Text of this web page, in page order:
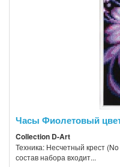
Часы Фиолетовый
Collection D-Art
Техника: Несчетный крест
состав набора входит...